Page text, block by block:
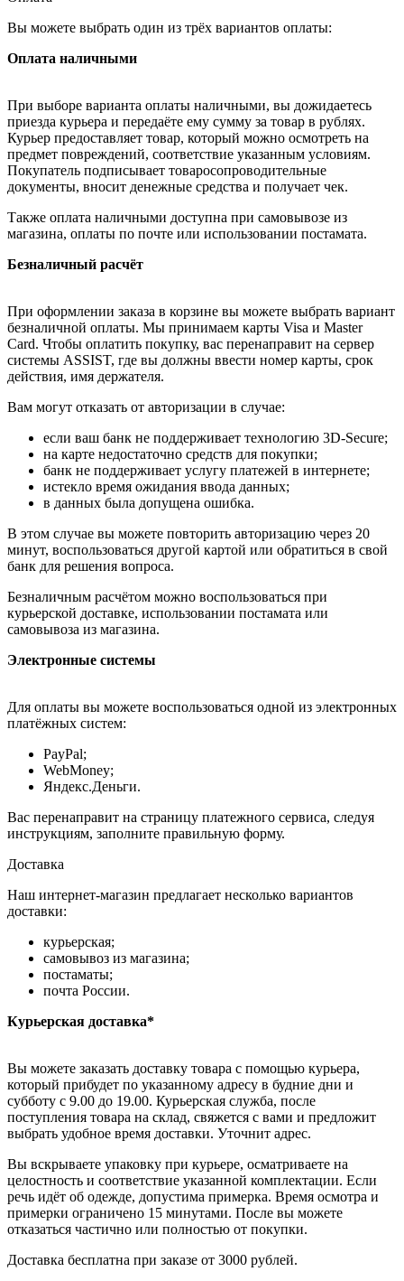
Вы можете выбрать один из трёх вариантов оплаты:
Оплата наличными
При выборе варианта оплаты наличными, вы дожидаетесь
приезда курьера и передаёте ему сумму за товар в рублях.
Курьер предоставляет товар, который можно осмотреть на
предмет повреждений, соответствие указанным условиям.
Покупатель подписывает товаросопроводительные
документы, вносит денежные средства и получает чек.
Также оплата наличными доступна при самовывозе из
магазина, оплаты по почте или использовании постамата.
Безналичный расчёт
При оформлении заказа в корзине вы можете выбрать вариант
безналичной оплаты. Мы принимаем карты Visa и Master
Card. Чтобы оплатить покупку, вас перенаправит на сервер
системы ASSIST, где вы должны ввести номер карты, срок
действия, имя держателя.
Вам могут отказать от авторизации в случае:
если ваш банк не поддерживает технологию 3D-Secure;
на карте недостаточно средств для покупки;
банк не поддерживает услугу платежей в интернете;
истекло время ожидания ввода данных;
в данных была допущена ошибка.
В этом случае вы можете повторить авторизацию через 20
минут, воспользоваться другой картой или обратиться в свой
банк для решения вопроса.
Безналичным расчётом можно воспользоваться при
курьерской доставке, использовании постамата или
самовывоза из магазина.
Электронные системы
Для оплаты вы можете воспользоваться одной из электронных
платёжных систем:
PayPal;
WebMoney;
Яндекс.Деньги.
Вас перенаправит на страницу платежного сервиса, следуя
инструкциям, заполните правильную форму.
Доставка
Наш интернет-магазин предлагает несколько вариантов
доставки:
курьерская;
самовывоз из магазина;
постаматы;
почта России.
Курьерская доставка*
Вы можете заказать доставку товара с помощью курьера,
который прибудет по указанному адресу в будние дни и
субботу с 9.00 до 19.00. Курьерская служба, после
поступления товара на склад, свяжется с вами и предложит
выбрать удобное время доставки. Уточнит адрес.
Вы вскрываете упаковку при курьере, осматриваете на
целостность и соответствие указанной комплектации. Если
речь идёт об одежде, допустима примерка. Время осмотра и
примерки ограничено 15 минутами. После вы можете
отказаться частично или полностью от покупки.
Доставка бесплатна при заказе от 3000 рублей.